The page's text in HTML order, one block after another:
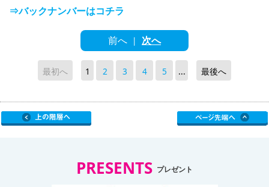
⇒バックナンバーはコチラ
前へ | 次へ
最初へ 1 2 3 4 5 ... 最後へ
PRESENTS プレゼント